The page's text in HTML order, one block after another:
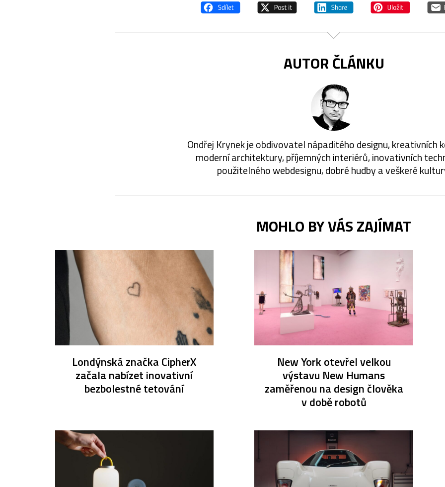
AUTOR ČLÁNKU
Ondřej Krynek je obdivovatel nápaditého designu, kreativních
moderní architektury, příjemných interiérů, inovativních
použitelného webdesignu, dobré hudby a veškeré
MOHLO BY VÁS ZAJÍMAT
Londýnská značka CipherX
začala nabízet inovativní
bezbolestné tetování
New York otevřel velkou
výstavu New Humans
zaměřenou na design člověka
v době robotů